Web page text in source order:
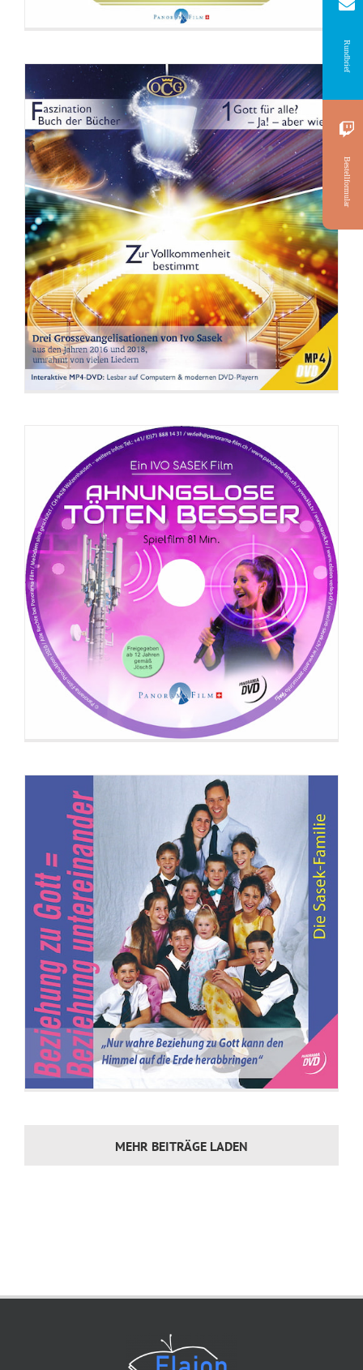
DVD: Ahnungslose töten besser
DVD: Beziehung zu Gott = Beziehung
untereinander
MEHR BEITRÄGE LADEN
Rundbrief
Bestellformular